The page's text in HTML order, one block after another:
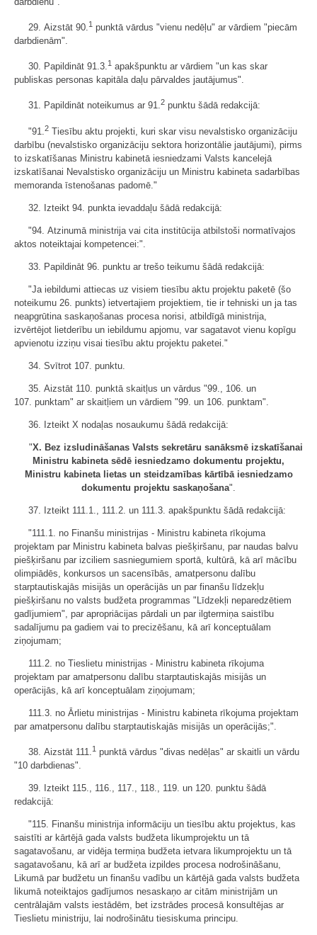
29. Aizstāt 90. 1 punktā vārdus "vienu nedēļu" ar vārdiem "piecām
darbdienām".
30. Papildināt 91.3.1 apakšpunktu ar vārdiem "un kas skar
publiskas personas kapitāla daļu pārvaldes jautājumus".
31. Papildināt noteikumus ar 91.2 punktu šādā redakcijā:
"91. 2 Tiesību aktu projekti, kuri skar visu nevalstisko organizāciju
darbību (nevalstisko organizāciju sektora horizontālie jautājumi), pirms
to izskatīšanas Ministru kabinetā iesniedzami Valsts kancelejā
izskatīšanai Nevalstisko organizāciju un Ministru kabineta sadarbības
memoranda īstenošanas padomē."
32. Izteikt 94. punkta ievaddaļu šādā redakcijā:
"94. Atzinumā ministrija vai cita institūcija atbilstoši normatīvajos
aktos noteiktajai kompetencei:".
33. Papildināt 96. punktu ar trešo teikumu šādā redakcijā:
"Ja iebildumi attiecas uz visiem tiesību aktu projektu paketē (šo
noteikumu 26. punkts) ietvertajiem projektiem, tie ir tehniski un ja tas
neapgrūtina saskaņošanas procesa norisi, atbildīgā ministrija,
izvērtējot lietderību un iebildumu apjomu, var sagatavot vienu kopīgu
apvienotu izziņu visai tiesību aktu projektu paketei."
34. Svītrot 107. punktu.
35. Aizstāt 110. punktā skaitļus un vārdus "99., 106. un
107. punktam" ar skaitļiem un vārdiem "99. un 106. punktam".
36. Izteikt X nodaļas nosaukumu šādā redakcijā:
"X. Bez izsludināšanas Valsts sekretāru sanāksmē izskatīšanai
Ministru kabineta sēdē iesniedzamo dokumentu projektu,
Ministru kabineta lietas un steidzamības kārtībā iesniedzamo
dokumentu projektu saskaņošana".
37. Izteikt 111.1., 111.2. un 111.3. apakšpunktu šādā redakcijā:
"111.1. no Finanšu ministrijas - Ministru kabineta rīkojuma
projektam par Ministru kabineta balvas piešķiršanu, par naudas balvu
piešķiršanu par izciliem sasniegumiem sportā, kultūrā, kā arī mācību
olimpiādēs, konkursos un sacensībās, amatpersonu dalību
starptautiskajās misijās un operācijās un par finanšu līdzekļu
piešķiršanu no valsts budžeta programmas "Līdzekļi neparedzētiem
gadījumiem", par apropriācijas pārdali un par ilgtermiņa saistību
sadalījumu pa gadiem vai to precizēšanu, kā arī konceptuālam
ziņojumam;
111.2. no Tieslietu ministrijas - Ministru kabineta rīkojuma
projektam par amatpersonu dalību starptautiskajās misijās un
operācijās, kā arī konceptuālam ziņojumam;
111.3. no Ārlietu ministrijas - Ministru kabineta rīkojuma projektam
par amatpersonu dalību starptautiskajās misijās un operācijās;".
38. Aizstāt 111.1 punktā vārdus "divas nedēļas" ar skaitli un vārdu
"10 darbdienas".
39. Izteikt 115., 116., 117., 118., 119. un 120. punktu šādā
redakcijā:
"115. Finanšu ministrija informāciju un tiesību aktu projektus, kas
saistīti ar kārtējā gada valsts budžeta likumprojektu un tā
sagatavošanu, ar vidēja termiņa budžeta ietvara likumprojektu un tā
sagatavošanu, kā arī ar budžeta izpildes procesa nodrošināšanu,
Likumā par budžetu un finanšu vadību un kārtējā gada valsts budžeta
likumā noteiktajos gadījumos nesaskaņo ar citām ministrijām un
centrālajām valsts iestādēm, bet izstrādes procesā konsultējas ar
Tieslietu ministriju, lai nodrošinātu tiesiskuma principu.